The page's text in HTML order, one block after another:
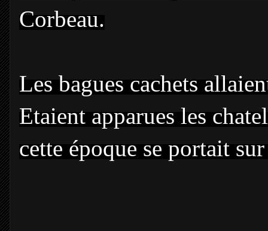
Corbeau.
Les bagues cachets
Etaient apparues les
cette époque se portait